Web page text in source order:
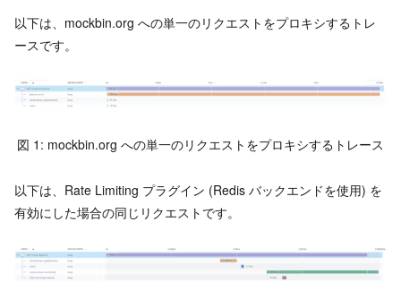
以下は、mockbin.org への単一のリクエストをプロキシするトレ
ースです。
図 1: mockbin.org への単一のリクエストをプロキシするトレース
以下は、Rate Limiting プラグイン (Redis バックエンドを使用) を
有効にした場合の同じリクエストです。